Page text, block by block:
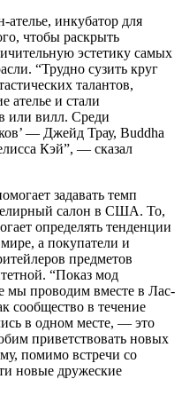
ателье, инкубатор для
чтобы раскрыть
эстетику самых
“Трудно сузить круг
талантов,
ателье и стали
или вилл. Среди
— Джейд Трау, Buddha
Кэй”, — сказал
задавать темп
салон в США. То,
определять тенденции
а покупатели и
предметов
“Показ мод
мы проводим вместе в Лас-
сообщество в течение
в одном месте, — это
приветствовать новых
помимо встречи со
новые дружеские